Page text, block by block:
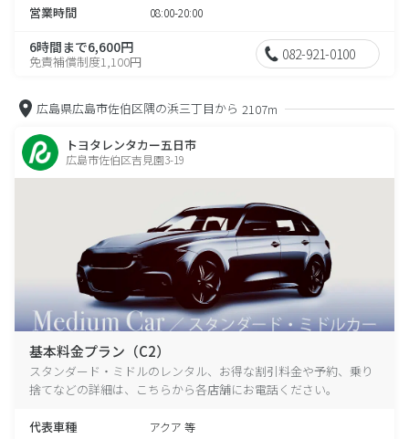
営業時間 08:00-20:00
6時間まで6,600円
免責補償制度1,100円 082-921-0100
広島県広島市佐伯区隅の浜三丁目から 2107m
トヨタレンタカー五日市
広島市佐伯区吉見園3-19
基本料金プラン（C2）
スタンダード・ミドルのレンタル、お得な割引料金や予約、乗り
捨てなどの詳細は、こちらから各店舗にお電話ください。
代表車種 アクア 等